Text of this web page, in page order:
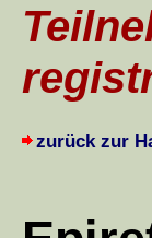
zurück zur